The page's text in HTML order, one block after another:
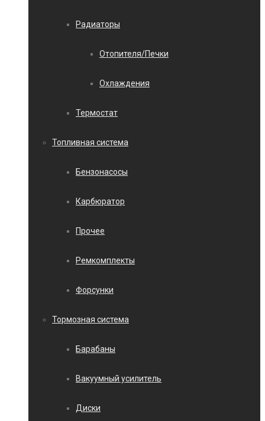
Радиаторы
Отопителя/Печки
Охлаждения
Термостат
Топливная система
Бензонасосы
Карбюратор
Прочее
Ремкомплекты
Форсунки
Тормозная система
Барабаны
Вакуумный усилитель
Диски